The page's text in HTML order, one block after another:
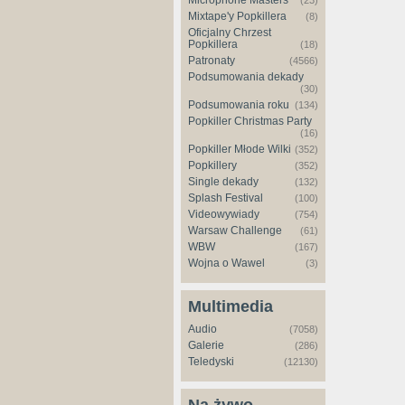
Mixtape'y Popkillera (8)
Oficjalny Chrzest
Popkillera
(18)
Patronaty (4566)
Podsumowania dekady
(30)
Podsumowania roku (134)
Popkiller Christmas Party
(16)
Popkiller Młode Wilki (352)
Popkillery (352)
Single dekady (132)
Splash Festival (100)
Videowywiady (754)
Warsaw Challenge (61)
WBW (167)
Wojna o Wawel (3)
Multimedia
Audio (7058)
Galerie (286)
Teledyski (12130)